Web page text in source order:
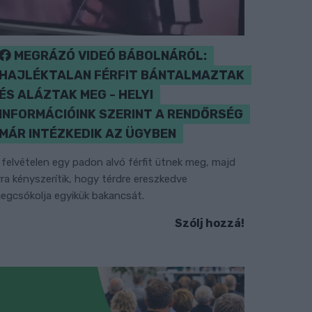
MEGRÁZÓ VIDEÓ BÁBOLNÁRÓL:
HAJLÉKTALAN FÉRFIT BÁNTALMAZTAK
ÉS ALÁZTAK MEG - HELYI
INFORMÁCIÓINK SZERINT A RENDŐRSÉG
MÁR INTÉZKEDIK AZ ÜGYBEN
egy padon alvó férfit ütnek meg, majd
kényszerítik, hogy térdre ereszkedve
egyikük bakancsát.
Szólj hozzá!